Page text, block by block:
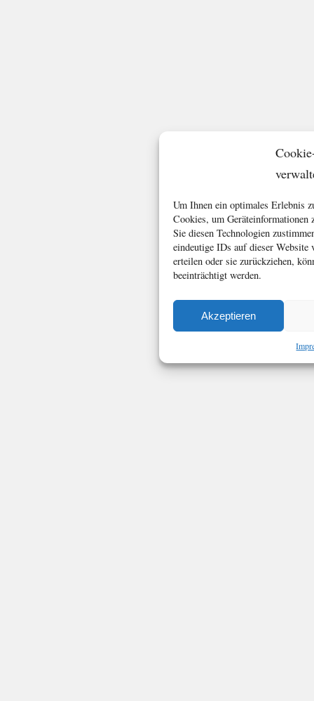
Um Ihnen ein optimales Erlebnis
Cookies, um Geräteinformationen
Sie diesen Technologien
eindeutige IDs auf dieser
erteilen oder sie zurückziehen,
beeinträchtigt werden.
Akzeptieren